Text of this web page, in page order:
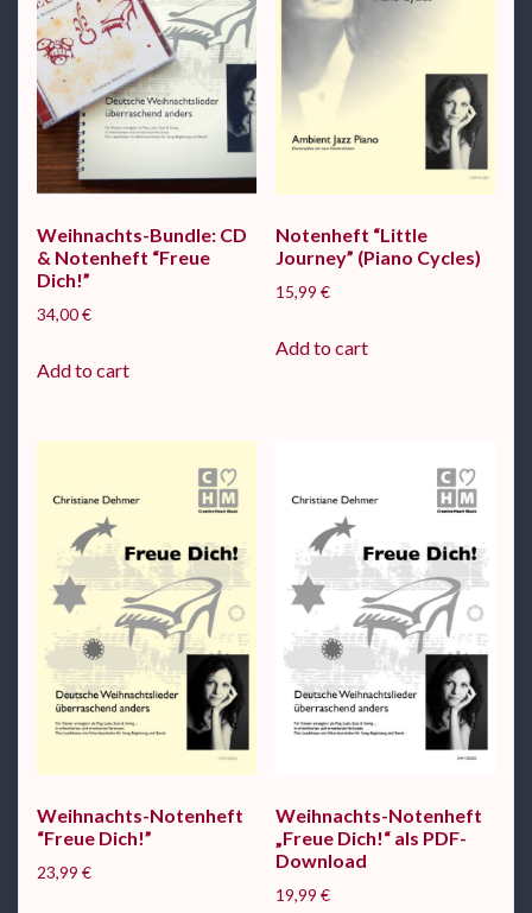
Weihnachts-Bundle: CD
& Notenheft “Freue
Dich!”
34,00€
Add to cart
Notenheft “Little
Journey” (Piano Cycles)
15,99 €
Add to cart
Weihnachts-Notenheft
“Freue Dich!”
23,99 €
Weihnachts-Notenheft
„Freue Dich!“ als PDF-
Download
19,99 €